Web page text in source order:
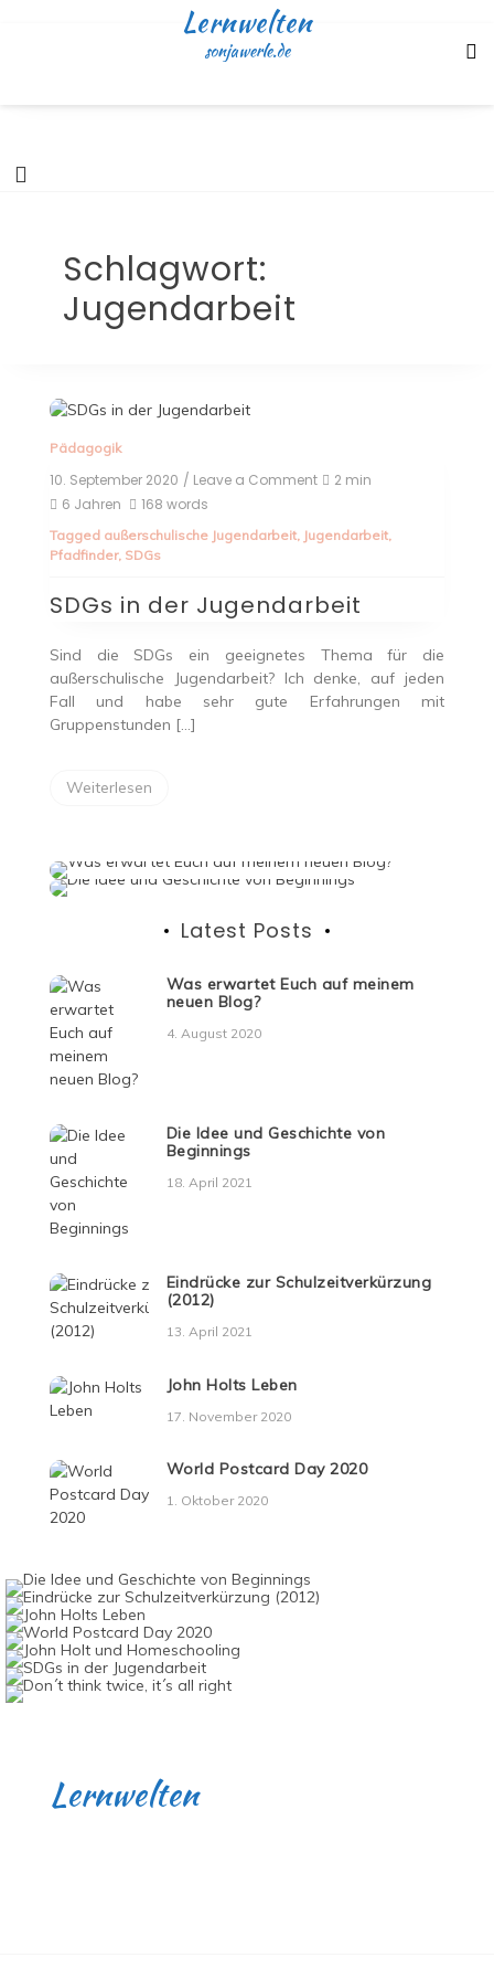
Lernwelten
sonjawerle.de
Schlagwort:
Jugendarbeit
Pädagogik
10. September 2020 / Leave a Commenton
der
2 min
6 Jahren
168 words
Tagged außerschulische Jugendarbeit, Jugendarbeit,
Pfadfinder, SDGs
SDGs in der Jugendarbeit
Sind die SDGs ein geeignetes Thema für die
außerschulische Jugendarbeit? Ich denke, auf jeden
Fall und habe sehr gute Erfahrungen mit
Gruppenstunden […]
Weiterlesen
Latest Posts
Was erwartet Euch auf meinem
neuen Blog?
4. August 2020
Die Idee und Geschichte von
Beginnings
18. April 2021
Eindrücke zur Schulzeitverkürzung
(2012)
13. April 2021
John Holts Leben
17. November 2020
World Postcard Day 2020
1. Oktober 2020
Lernwelten